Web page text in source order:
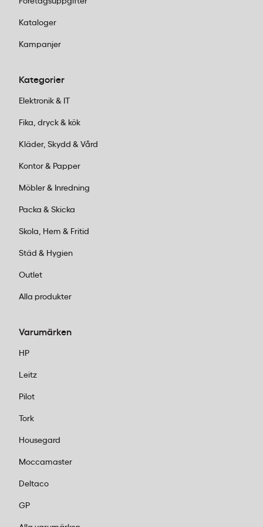
Kataloger
Kampanjer
Kategorier
Elektronik & IT
Fika, dryck & kök
Kläder, Skydd & Vård
Kontor & Papper
Möbler & Inredning
Packa & Skicka
Skola, Hem & Fritid
Städ & Hygien
Outlet
Alla produkter
Varumärken
HP
Leitz
Pilot
Tork
Housegard
Moccamaster
Deltaco
GP